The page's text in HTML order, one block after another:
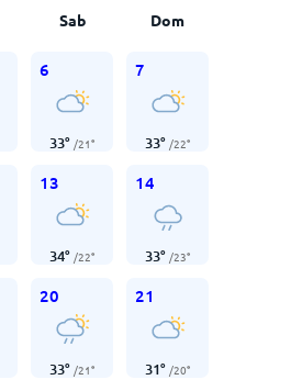
Sab Dom
6
33° /21°
7
33° /22°
13
34° /22°
14
33° /23°
20
33° /21°
21
31° /20°